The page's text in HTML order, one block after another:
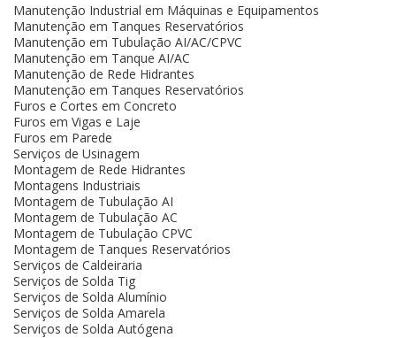
Manutenção Industrial em Máquinas e Equipamentos
Manutenção em Tanques Reservatórios
Manutenção em Tubulação AI/AC/CPVC
Manutenção em Tanque AI/AC
Manutenção de Rede Hidrantes
Manutenção em Tanques Reservatórios
Furos e Cortes em Concreto
Furos em Vigas e Laje
Furos em Parede
Serviços de Usinagem
Montagem de Rede Hidrantes
Montagens Industriais
Montagem de Tubulação AI
Montagem de Tubulação AC
Montagem de Tubulação CPVC
Montagem de Tanques Reservatórios
Serviços de Caldeiraria
Serviços de Solda Tig
Serviços de Solda Alumínio
Serviços de Solda Amarela
Serviços de Solda Autógena